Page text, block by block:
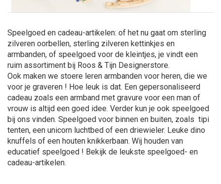
Speelgoed en cadeau-artikelen: of het nu gaat om sterling
zilveren oorbellen, sterling zilveren kettinkjes en
armbanden, of speelgoed voor de kleintjes, je vindt een
ruim assortiment bij Roos & Tijn Designerstore.
Ook maken we stoere leren armbanden voor heren, die we
voor je graveren ! Hoe leuk is dat. Een gepersonaliseerd
cadeau zoals een armband met gravure voor een man of
vrouw is altijd een goed idee. Verder kun je ook speelgoed
bij ons vinden. Speelgoed voor binnen en buiten, zoals tipi
tenten, een unicorn luchtbed of een driewieler. Leuke dino
knuffels of een houten knikkerbaan. Wij houden van
educatief speelgoed ! Bekijk de leukste speelgoed- en
cadeau-artikelen.